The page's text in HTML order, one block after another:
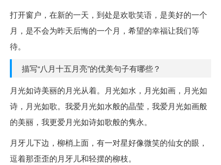
打开窗户，在新的一天，到处是欢歌笑语，是美好的一个
月，是不会为昨天后悔的一个月，希望的幸福让我们等
待。
描写“八月十五月亮”的优美句子有哪些？
月光如诗美丽的月光从着。月光如水，月光如画，月光如
诗，月光如歌。我爱月光如水般的晶莹，我爱月光如画般
的美丽，我更爱月光如诗如歌般的隽永。
月牙儿下边，柳梢上面，有一对星好像微笑的仙女的眼，
逗着那歪歪的月牙儿和轻摆的柳枝。